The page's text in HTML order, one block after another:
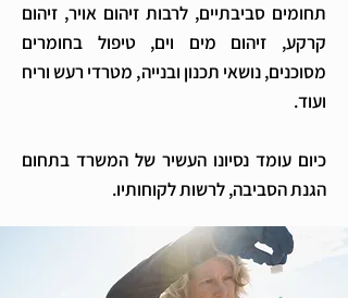
תחומים סביבתיים, לרבות זיהום אויר, זיהום
קרקע, זיהום מים וים, טיפול בחומרים
מסוכנים, נושאי תכנון ובנייה, מטרדי רעש וריח
ועוד.
כיום עומד נסיונו העשיר של המשרד בתחום
הגנת הסביבה, לרשות לקוחותיו.